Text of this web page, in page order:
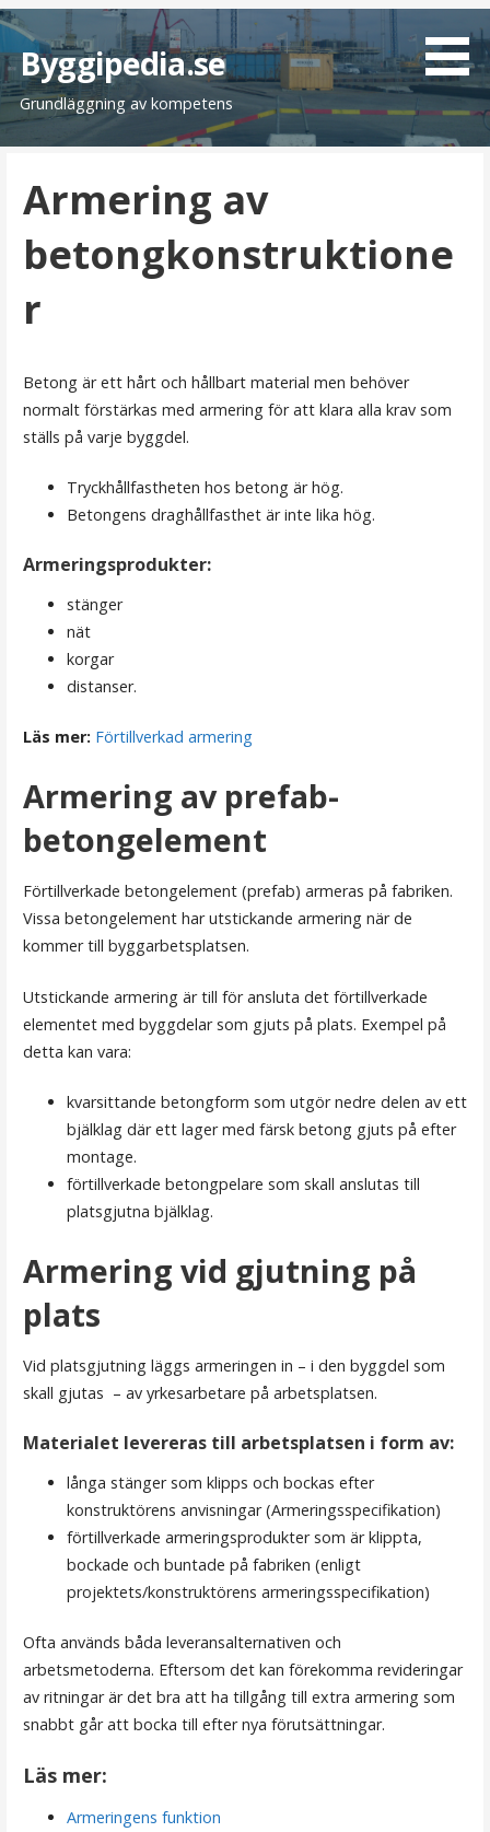
H
o
p
p
Byggipedia.se
Grundläggning av kompetens
Armering av
betongkonstruktione
r
Betong är ett hårt och hållbart material men behöver
normalt förstärkas med armering för att klara alla krav som
ställs på varje byggdel.
Tryckhållfastheten hos betong är hög.
Betongens draghållfasthet är inte lika hög.
Armeringsprodukter:
stänger
nät
korgar
distanser.
Läs mer: Förtillverkad armering
Armering av prefab-
betongelement
Förtillverkade betongelement (prefab) armeras på fabriken.
Vissa betongelement har utstickande armering när de
kommer till byggarbetsplatsen.
Utstickande armering är till för ansluta det förtillverkade
elementet med byggdelar som gjuts på plats. Exempel på
detta kan vara:
kvarsittande betongform som utgör nedre delen av ett
bjälklag där ett lager med färsk betong gjuts på efter
montage.
förtillverkade betongpelare som skall anslutas till
platsgjutna bjälklag.
Armering vid gjutning på
plats
Vid platsgjutning läggs armeringen in – i den byggdel som
skall gjutas – av yrkesarbetare på arbetsplatsen.
Materialet levereras till arbetsplatsen i form av:
långa stänger som klipps och bockas efter
konstruktörens anvisningar (Armeringsspecifikation)
förtillverkade armeringsprodukter som är klippta,
bockade och buntade på fabriken (enligt
projektets/konstruktörens armeringsspecifikation)
Ofta används båda leveransalternativen och
arbetsmetoderna. Eftersom det kan förekomma revideringar
av ritningar är det bra att ha tillgång till extra armering som
snabbt går att bocka till efter nya förutsättningar.
Läs mer:
Armeringens funktion